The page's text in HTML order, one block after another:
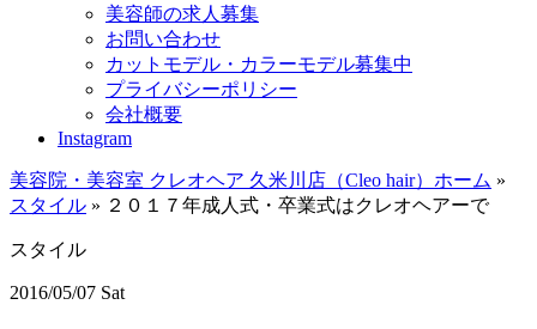
美容師の求人募集
お問い合わせ
カットモデル・カラーモデル募集中
プライバシーポリシー
会社概要
Instagram
美容院・美容室 クレオヘア 久米川店（Cleo hair）ホーム »
スタイル » ２０１７年成人式・卒業式はクレオヘアーで
スタイル
2016/05/07 Sat